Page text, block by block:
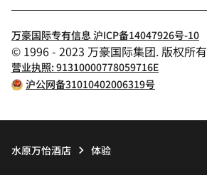
万豪国际专有信息 沪ICP备14047926号-10
© 1996 - 2023 万豪国际集团. 版权所有
营业执照: 91310000778059716E
沪公网备31010402006319号
水原万怡酒店 体验